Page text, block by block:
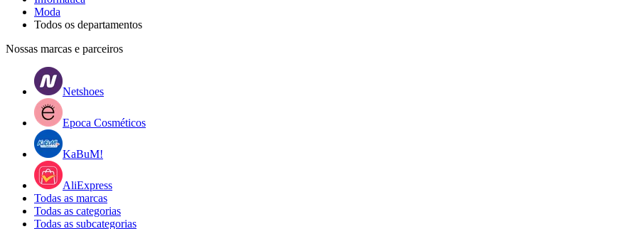
Moda
Todos os departamentos
Nossas marcas e parceiros
Netshoes
Epoca Cosméticos
KaBuM!
AliExpress
Todas as marcas
Todas as categorias
Todas as subcategorias